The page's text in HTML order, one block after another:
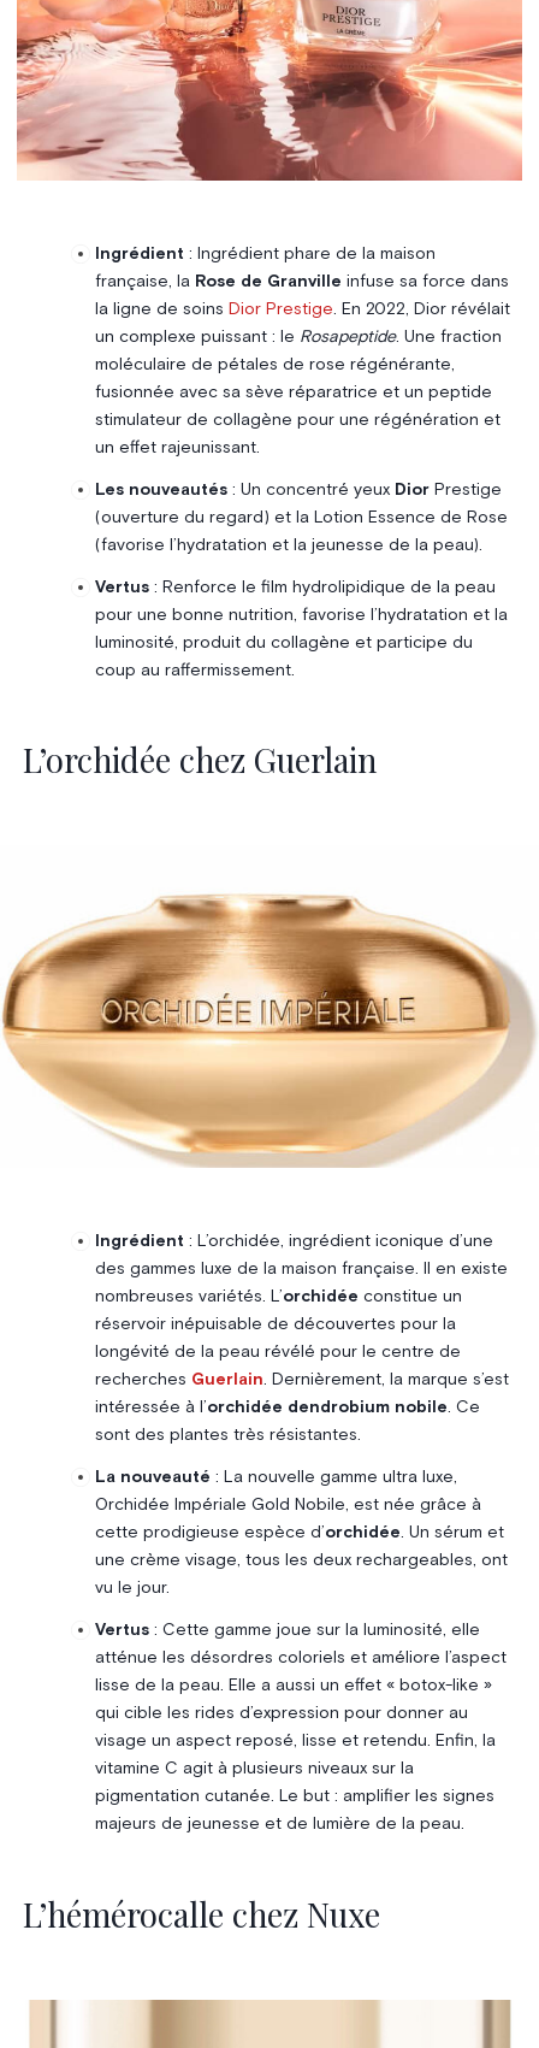
Ingrédient : Ingrédient phare de la maison
française, la Rose de Granville infuse sa force dans
la ligne de soins Dior Prestige . En 2022, Dior révélait
un complexe puissant : le Rosapeptide. Une fraction
moléculaire de pétales de rose régénérante,
fusionnée avec sa sève réparatrice et un peptide
stimulateur de collagène pour une régénération et
un effet rajeunissant.
Les nouveautés: Un concentré yeux DiorPrestige
(ouverture du regard) et la Lotion Essence de Rose
(favorise l’hydratation et la jeunesse de la peau).
Vertus: Renforce le film hydrolipidique de la peau
pour une bonne nutrition, favorise l’hydratation et la
luminosité, produit du collagène et participe du
coup au raffermissement.
L’orchidée chez Guerlain
Ingrédient : L’orchidée, ingrédient iconique d’une
des gammes luxe de la maison française. Il en existe
nombreuses variétés. L’orchidée constitue un
réservoir inépuisable de découvertes pour la
longévité de la peau révélé pour le centre de
recherches Guerlain. Dernièrement, la marque s’est
intéressée à l’orchidée dendrobium nobile. Ce
sont des plantes très résistantes.
La nouveauté : La nouvelle gamme ultra luxe,
Orchidée Impériale Gold Nobile, est née grâce à
cette prodigieuse espèce d’orchidée. Un sérum et
une crème visage, tous les deux rechargeables, ont
vu le jour.
Vertus: Cette gamme joue sur la luminosité, elle
atténue les désordres coloriels et améliore l’aspect
lisse de la peau. Elle a aussi un effet « botox-like »
qui cible les rides d’expression pour donner au
visage un aspect reposé, lisse et retendu. Enfin, la
vitamine C agit à plusieurs niveaux sur la
pigmentation cutanée. Le but : amplifier les signes
majeurs de jeunesse et de lumière de la peau.
L’hémérocalle chez Nuxe